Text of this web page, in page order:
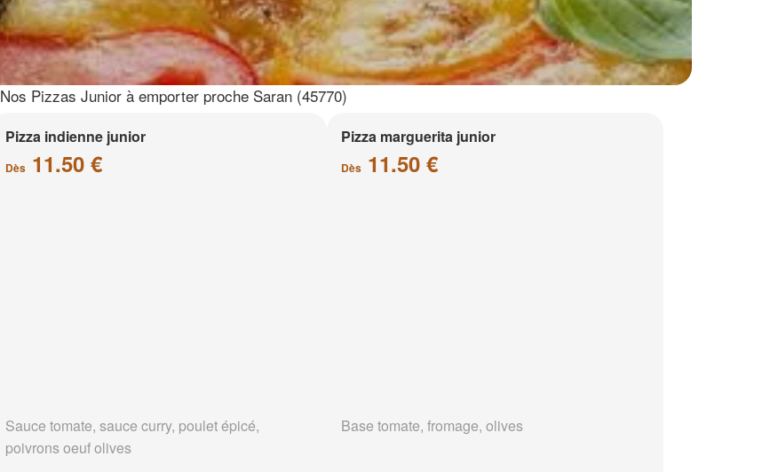
Nos Pizzas Junior à emporter proche Saran (45770)
Pizza indienne junior
Dès11.50 €
Sauce tomate, sauce curry, poulet épicé,
poivrons oeuf olives
Pizza marguerita junior
Dès 11.50 €
Base tomate, fromage, olives